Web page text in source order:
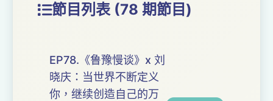
節目列表 (78 期節目)
EP78.《鲁豫慢谈》x 刘
晓庆：当世界不断定义
你，继续创造自己的万